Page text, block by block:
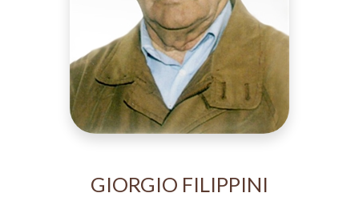
GIORGIO FILIPPINI